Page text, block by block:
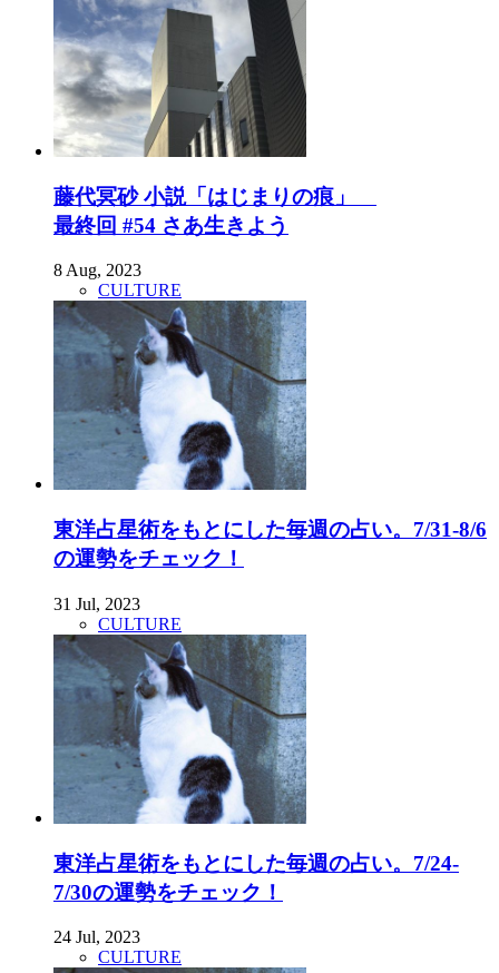
藤代冥砂 小説「はじまりの痕」
最終回 #54 さあ生きよう
8 Aug, 2023
CULTURE
東洋占星術をもとにした毎週の占い。7/31-8/6
の運勢をチェック！
31 Jul, 2023
CULTURE
東洋占星術をもとにした毎週の占い。7/24-
7/30の運勢をチェック！
24 Jul, 2023
CULTURE